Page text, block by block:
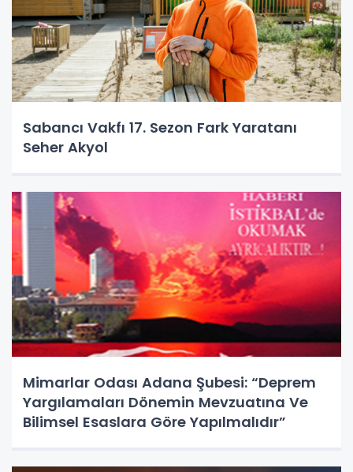
Sabancı Vakfı 17. Sezon Fark Yaratanı
Seher Akyol
Mimarlar Odası Adana Şubesi: “Deprem
Yargılamaları Dönemin Mevzuatına Ve
Bilimsel Esaslara Göre Yapılmalıdır”